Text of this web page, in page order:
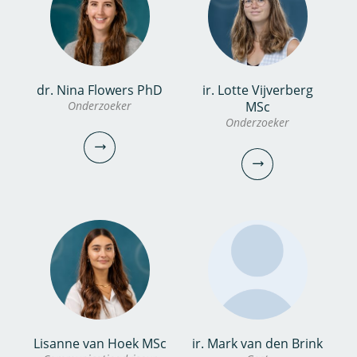
bekijk profiel bekijk
profiel
ing. Thomas van Kuik
thomas.van.kuik@kwrwater.nl
bekijk profiel
dr. Sabrina Keinemans
sabrina.keinemans@kwrwater.nl
bekijk profiel
dr. Nina Flowers PhD
Onderzoeker
dr. Nina Flowers
ir. Lotte Vijverberg
MSc
Onderzoeker
Lisanne van Hoek MSc ir. Mark van den Brink